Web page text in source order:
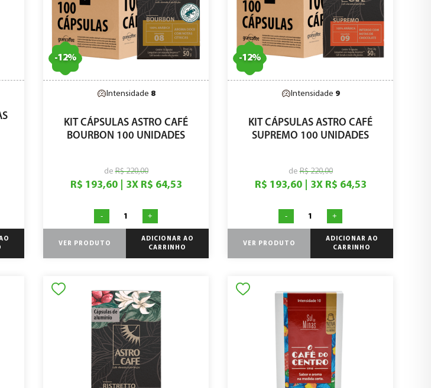
-12%
Intensidade 8
KIT CÁPSULAS ASTRO CAFÉ
BOURBON 100 UNIDADES
deR$ 220,00
R$ 193,60| 3X R$ 64,53
- +
VER PRODUTO
ADICIONAR AO
CARRINHO
-12%
Intensidade 9
KIT CÁPSULAS ASTRO CAFÉ
SUPREMO 100 UNIDADES
deR$ 220,00
R$ 193,60| 3X R$ 64,53
- +
VER PRODUTO
ADICIONAR AO
CARRINHO